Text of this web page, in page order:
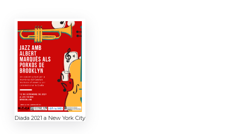
Diada 2021 a New York City